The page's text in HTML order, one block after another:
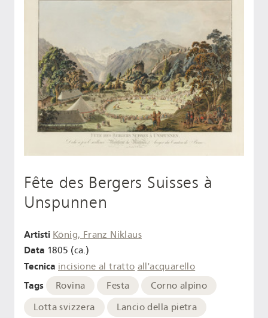
Fête des Bergers Suisses à
Unspunnen
Artisti König, Franz Niklaus
Data 1805 (ca.)
Tecnica incisione al tratto all'acquarello
Tags Rovina Festa
Corno alpino
Lotta svizzera
Lancio della pietra